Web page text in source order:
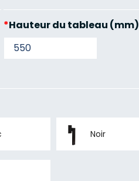
*Hauteur du tableau (mm)
Noir